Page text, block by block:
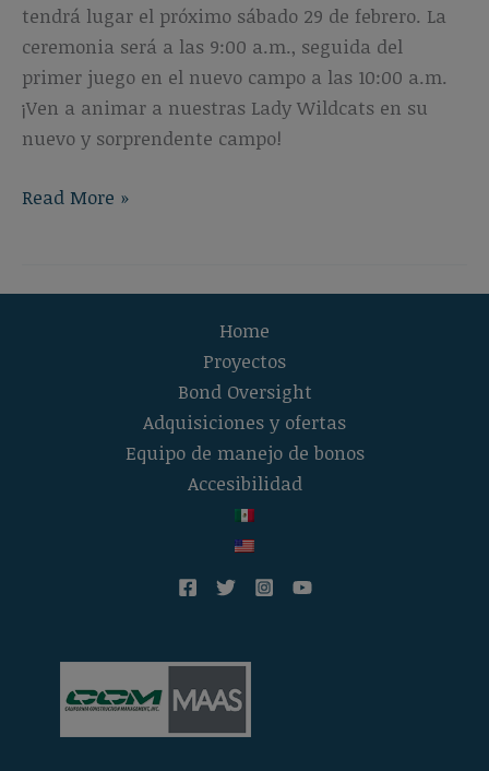
tendrá lugar el próximo sábado 29 de febrero. La
ceremonia será a las 9:00 a.m., seguida del
primer juego en el nuevo campo a las 10:00 a.m.
¡Ven a animar a nuestras Lady Wildcats en su
nuevo y sorprendente campo!
Ceremonia
de
Read More »
Home
Proyectos
Bond Oversight
Adquisiciones y ofertas
Equipo de manejo de bonos
Accesibilidad